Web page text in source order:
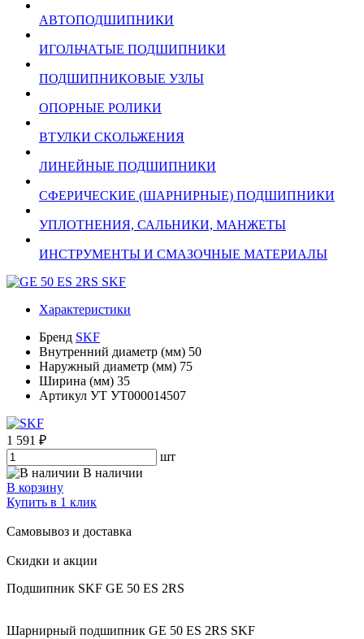
АВТОПОДШИПНИКИ
ИГОЛЬЧАТЫЕ ПОДШИПНИКИ
ПОДШИПНИКОВЫЕ УЗЛЫ
ОПОРНЫЕ РОЛИКИ
ВТУЛКИ СКОЛЬЖЕНИЯ
ЛИНЕЙНЫЕ ПОДШИПНИКИ
СФЕРИЧЕСКИЕ (ШАРНИРНЫЕ) ПОДШИПНИКИ
УПЛОТНЕНИЯ, САЛЬНИКИ, МАНЖЕТЫ
ИНСТРУМЕНТЫ И СМАЗОЧНЫЕ МАТЕРИАЛЫ
Характеристики
Бренд SKF
Внутренний диаметр (мм) 50
Наружный диаметр (мм) 75
Ширина (мм) 35
Артикул УТ УТ000014507
1 591 ₽
шт
В наличии
В корзину
Купить в 1 клик
Самовывоз и доставка
Скидки и акции
Подшипник SKF GE 50 ES 2RS
Шарнирный подшипник GE 50 ES 2RS SKF